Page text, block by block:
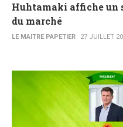
Huhtamaki affiche un
du marché
LE MAITRE PAPETIER 27 JUILLET